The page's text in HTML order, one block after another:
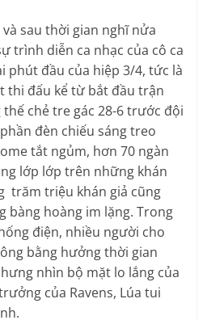
sau thời gian nghĩ nửa
trình diễn ca nhạc của cô ca
phút đầu của hiệp 3/4, tức là
thi đấu kể từ bắt đầu trận
chẻ tre gác 28-6 trước đội
đèn chiếu sáng treo
tắt ngủm, hơn 70 ngàn
lớp lớp trên những khán
trăm triệu khán giả cũng
bàng hoàng im lặng. Trong
điện, nhiều người cho
bằng hưởng thời gian
nhìn bộ mặt lo lắng của
của Ravens, Lúa tui